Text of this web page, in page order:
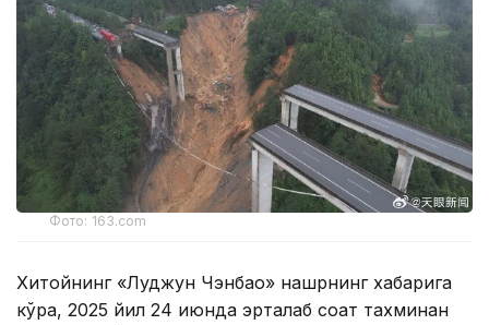
Фото: 163.com
Хитойнинг «Луджун Чэнбао» нашрнинг хабарига
кўра, 2025 йил 24 июнда эрталаб соат тахминан